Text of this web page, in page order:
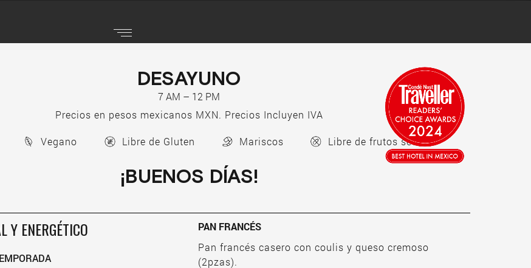
DESAYUNO
7 AM – 12 PM
Precios en pesos mexicanos MXN. Precios Incluyen IVA
Vegano Libre de Gluten Mariscos Libre de frutos secos
¡BUENOS DÍAS!
Y ENERGÉTICO
PAN FRANCÉS
Pan francés casero con coulis y queso cremoso
(2pzas).